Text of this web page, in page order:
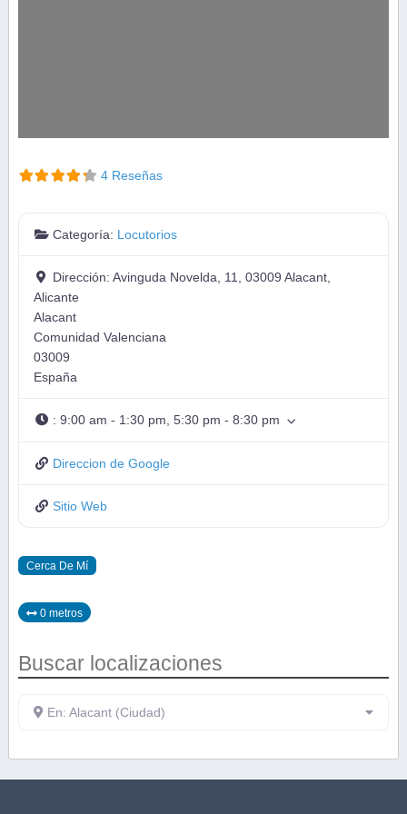
4 Reseñas
Categoría: Locutorios
Dirección:Avinguda Novelda, 11, 03009 Alacant,
Alicante
Alacant
Comunidad Valenciana
03009
España
:9:00 am - 1:30 pm, 5:30 pm - 8:30 pm
Direccion de Google
Sitio Web
Cerca De Mí
0 metros
Buscar localizaciones
En: Alacant (Ciudad)